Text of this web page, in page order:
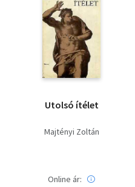
Utolsó ítélet
Majtényi Zoltán
Online ár: